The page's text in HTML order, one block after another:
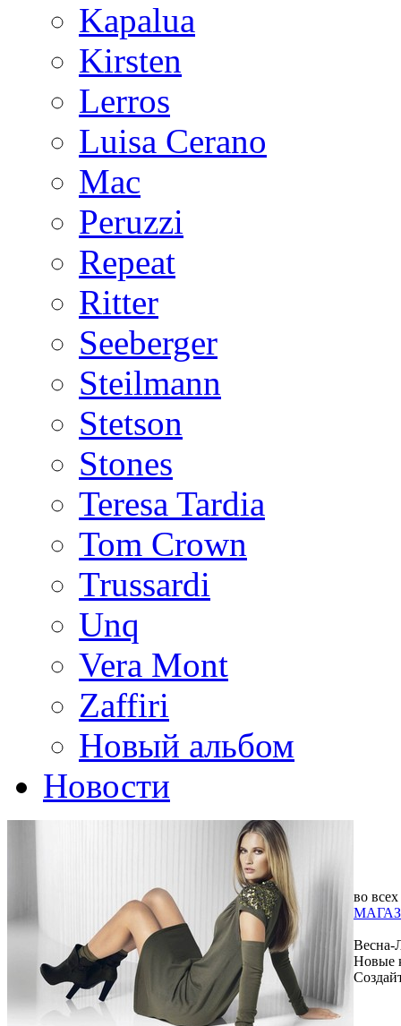
Kapalua
Kirsten
Lerros
Luisa Cerano
Mac
Peruzzi
Repeat
Ritter
Seeberger
Steilmann
Stetson
Stones
Teresa Tardia
Tom Crown
Trussardi
Unq
Vera Mont
Zaffiri
Новый альбом
Новости
во всех
Весна-
Новые